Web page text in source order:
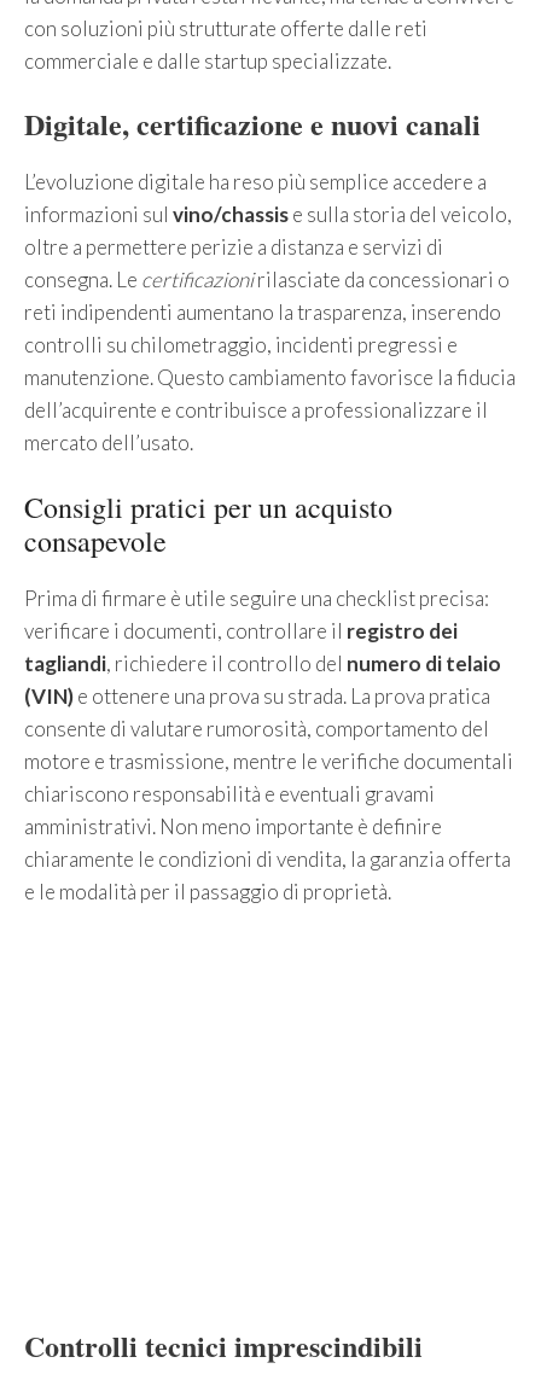
con soluzioni più strutturate offerte dalle reti
commerciale e dalle startup specializzate.
Digitale, certificazione e nuovi canali
L’evoluzione digitale ha reso più semplice accedere a
informazioni sul vino/chassise sulla storia del veicolo,
oltre a permettere perizie a distanza e servizi di
consegna. Le certificazionirilasciate da concessionari o
reti indipendenti aumentano la trasparenza, inserendo
controlli su chilometraggio, incidenti pregressi e
manutenzione. Questo cambiamento favorisce la fiducia
dell’acquirente e contribuisce a professionalizzare il
mercato dell’usato.
Consigli pratici per un acquisto
consapevole
Prima di firmare è utile seguire una checklist precisa:
verificare i documenti, controllare il registro dei
tagliandi, richiedere il controllo del numero di telaio
(VIN)e ottenere una prova su strada. La prova pratica
consente di valutare rumorosità, comportamento del
motore e trasmissione, mentre le verifiche documentali
chiariscono responsabilità e eventuali gravami
amministrativi. Non meno importante è definire
chiaramente le condizioni di vendita, la garanzia offerta
e le modalità per il passaggio di proprietà.
Controlli tecnici imprescindibili